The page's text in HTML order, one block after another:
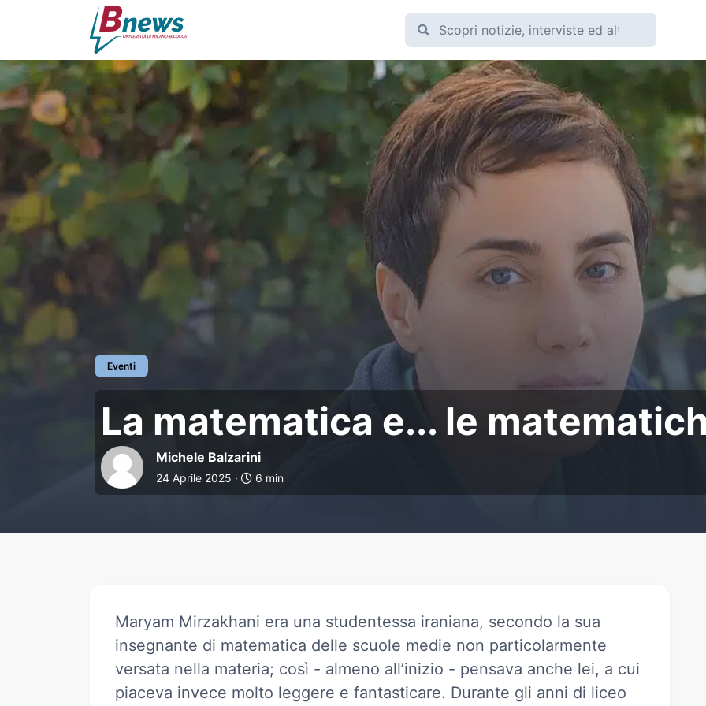
Eventi
La matematica e... le matematiche
La matematica e... le
Michele Balzarini
24 Aprile 2025 · 6 min
Maryam Mirzakhani era una studentessa iraniana, secondo la sua
insegnante di matematica delle scuole medie non particolarmente
versata nella materia; così - almeno all’inizio - pensava anche lei, a cui
piaceva invece molto leggere e fantasticare. Durante gli anni di liceo